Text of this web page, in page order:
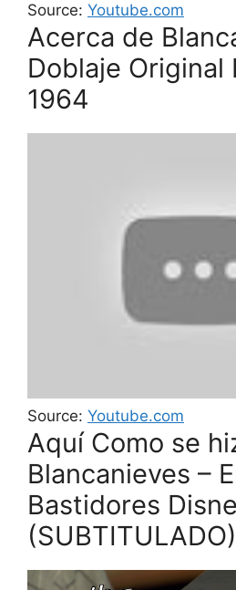
Source: Youtube.com
Acerca de
Doblaje Original
1964
Source: Youtube.com
Aquí Como se
Blancanieves –
Bastidores